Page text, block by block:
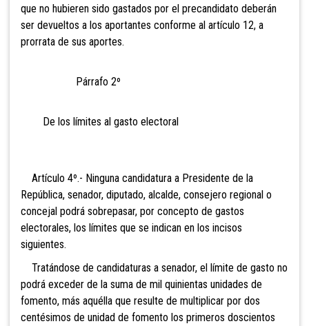
que no hubieren sido gastados por el precandidato deberán
ser devueltos a los aportantes conforme al artículo 12, a
prorrata de sus aportes.
Párrafo 2º
De los límites al gasto electoral
Artículo 4º.- Ninguna candidatura a Presidente de la
República, senador, diputado, alcalde, consejero regional o
concejal podrá sobrepasar, por concepto de gastos
electorales, los límites que se indican en los incisos
siguientes.
Tratándose de candidaturas a senador, el límite de gasto no
podrá exceder de la suma de mil quinientas unidades de
fomento, más aquélla que resulte de multiplicar por dos
centésimos de unidad de fomento los primeros doscientos